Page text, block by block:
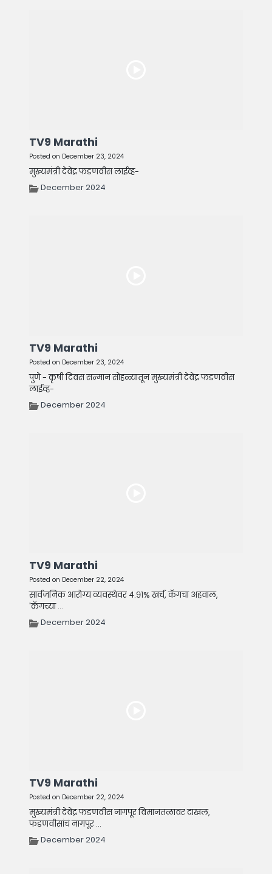
TV9 Marathi
Posted on December 23, 2024
मुख्यमंत्री देवेंद्र फडणवीस लाईव्ह-
December 2024
TV9 Marathi
Posted on December 23, 2024
पुणे - कृषी दिवस सन्मान सोहळ्यातून मुख्यमंत्री देवेंद्र फडणवीस
लाईव्ह-
December 2024
TV9 Marathi
Posted on December 22, 2024
सार्वजनिक आरोग्य व्यवस्थेवर ४.९१% खर्च, कॅगचा अहवाल,
'कॅगच्या ...
December 2024
TV9 Marathi
Posted on December 22, 2024
मुख्यमंत्री देवेंद्र फडणवीस नागपूर विमानतळावर दाखल,
फडणवीसांचं नागपूर ...
December 2024